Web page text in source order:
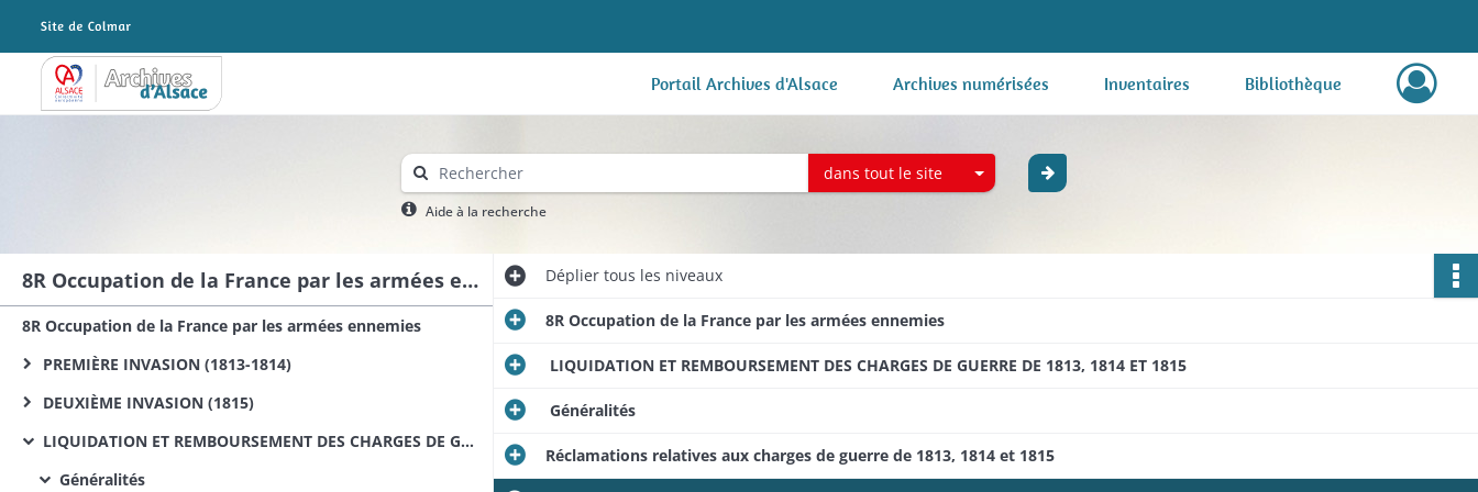
Archives Alsace - Colmar Portail Archives d'Alsace Archives numérisées Inventaires Bibliothèque
dans tout le site
Aide à la recherche
8R Occupation de la France par les armées ennemies
8R Occupation de la France par les armées ennemies
PREMIÈRE INVASION (1813-1814)
DEUXIÈME INVASION (1815)
LIQUIDATION ET REMBOURSEMENT DES CHARGES DE GUERRE DE 1813, 1814 ET 1815
Généralités
Dépliertous les niveaux
8R Occupation de la France par les armées ennemies
LIQUIDATION ET REMBOURSEMENT DES CHARGES DE GUERRE DE 1813, 1814 ET 1815
Généralités
Réclamations relatives aux charges de guerre de 1813, 1814 et 1815